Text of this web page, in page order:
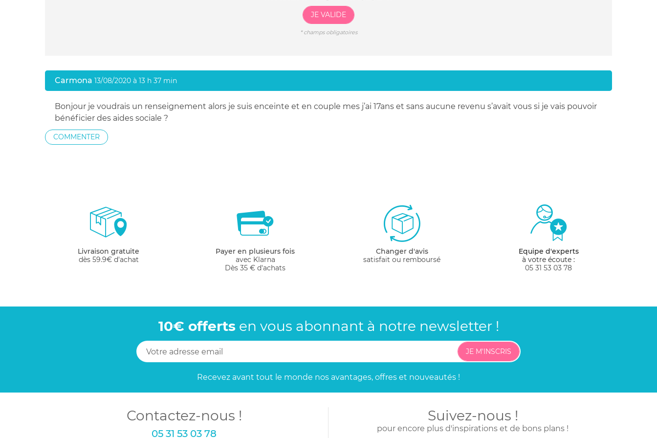
JE VALIDE
*champs obligatoires
Carmona 13/08/2020 à 13 h 37 min
Bonjour je voudrais un renseignement alors je suis enceinte et en couple mes j’ai 17ans et sans aucune revenu s’avait vous si je vais pouvoir
bénéficier des aides sociale ?
COMMENTER
Livraison gratuite
dès 59.9€ d'achat
Payer en plusieurs fois
avec Klarna
Dès 35 € d'achats
Changer d'avis
satisfait ou remboursé
Equipe d'experts
à votre écoute :
05 31 53 03 78
10€ offertsen vous abonnantà notre newsletter !
JE M'INSCRIS
Recevez avant tout le monde nos avantages, offres et nouveautés !
Contactez-nous !
05 31 53 03 78
Suivez-nous !
pour encore plus d'inspirations et de bons plans !